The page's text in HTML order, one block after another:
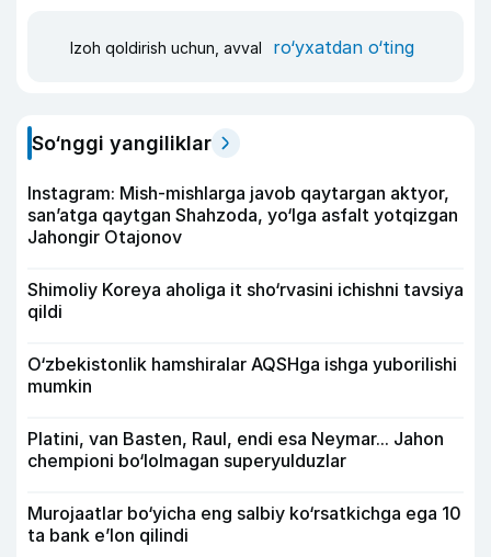
Izoh qoldirish uchun, avval ro‘yxatdan o‘ting
So‘nggi yangiliklar
Instagram: Mish-mishlarga javob qaytargan aktyor,
san’atga qaytgan Shahzoda, yo‘lga asfalt yotqizgan
Jahongir Otajonov
Shimoliy Koreya aholiga it sho‘rvasini ichishni tavsiya
qildi
O‘zbekistonlik hamshiralar AQSHga ishga yuborilishi
mumkin
Platini, van Basten, Raul, endi esa Neymar... Jahon
chempioni bo‘lolmagan superyulduzlar
Murojaatlar bo‘yicha eng salbiy ko‘rsatkichga ega 10
ta bank e’lon qilindi